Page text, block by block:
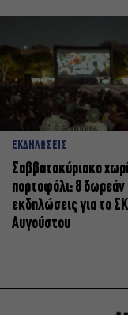
ΕΚΔΗΛΩΣΕΙΣ
Σαββατοκύριακο
πορτοφόλι: 8 δωρεάν
εκδηλώσεις για το
Αυγούστου